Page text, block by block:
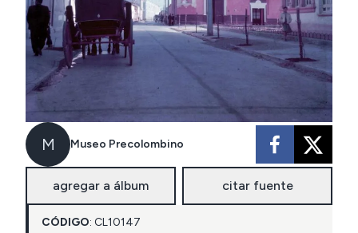
M Museo Precolombino
agregar a álbum citar fuente
CÓDIGO: CL10147